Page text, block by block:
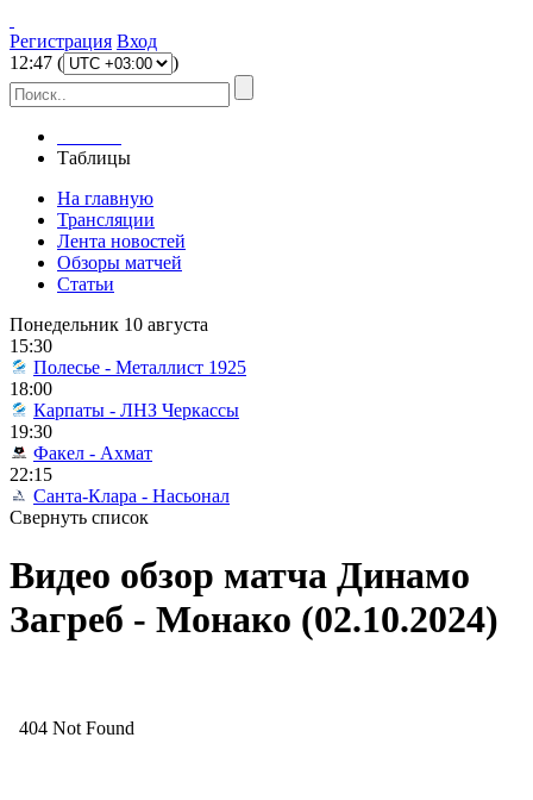
Регистрация Вход
12:47 ( )
Таблицы
На главную
Трансляции
Лента новостей
Обзоры матчей
Статьи
Понедельник 10 августа
15:30
Полесье - Металлист 1925
18:00
Карпаты - ЛНЗ Черкассы
19:30
Факел - Ахмат
22:15
Санта-Клара - Насьонал
Свернуть список
Видео обзор матча Динамо
Загреб - Монако (02.10.2024)